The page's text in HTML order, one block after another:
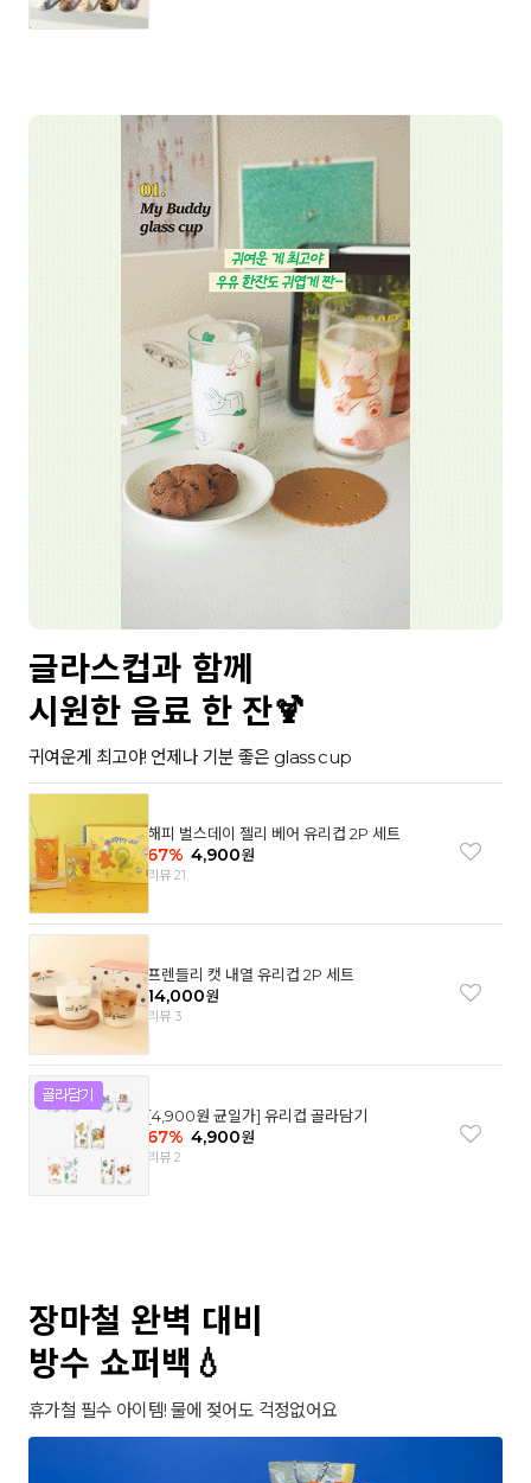
글라스컵과 함께
시원한 음료 한 잔🍹
귀여운게 최고야! 언제나 기분 좋은 glass cup
해피 벌스데이 젤리 베어 유리컵 2P 세트
67% 4,900원
리뷰 21
프렌들리 캣 내열 유리컵 2P 세트
14,000원
리뷰 3
[4,900원 균일가] 유리컵 골라담기
67% 4,900원
리뷰 2
장마철 완벽 대비
방수 쇼퍼백💧
휴가철 필수 아이템! 물에 젖어도 걱정없어요